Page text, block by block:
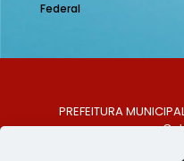
Federal
PREFEITURA